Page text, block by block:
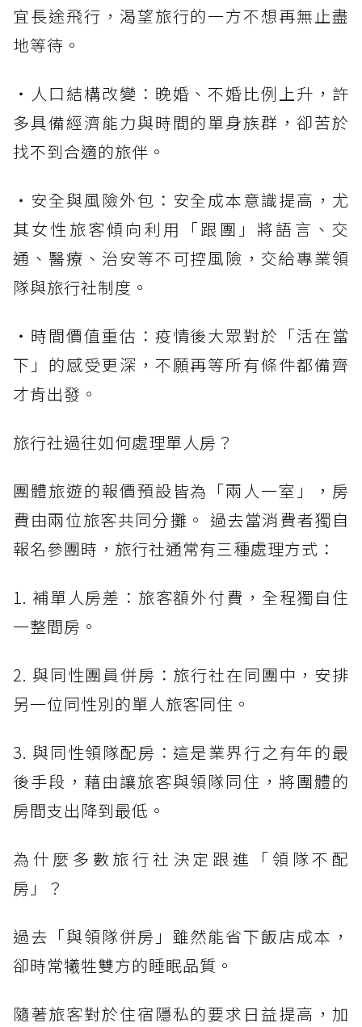
宜長途飛行，渴望旅行的一方不想再無止盡
地等待。
・人口結構改變：晚婚、不婚比例上升，許
多具備經濟能力與時間的單身族群，卻苦於
找不到合適的旅伴。
・安全與風險外包：安全成本意識提高，尤
其女性旅客傾向利用「跟團」將語言、交
通、醫療、治安等不可控風險，交給專業領
隊與旅行社制度。
・時間價值重估：疫情後大眾對於「活在當
下」的感受更深，不願再等所有條件都備齊
才肯出發。
旅行社過往如何處理單人房？
團體旅遊的報價預設皆為「兩人一室」，房
費由兩位旅客共同分攤。 過去當消費者獨自
報名參團時，旅行社通常有三種處理方式：
1. 補單人房差：旅客額外付費，全程獨自住
一整間房。
2. 與同性團員併房：旅行社在同團中，安排
另一位同性別的單人旅客同住。
3. 與同性領隊配房：這是業界行之有年的最
後手段，藉由讓旅客與領隊同住，將團體的
房間支出降到最低。
為什麼多數旅行社決定跟進「領隊不配
房」？
過去「與領隊併房」雖然能省下飯店成本，
卻時常犧牲雙方的睡眠品質。
隨著旅客對於住宿隱私的要求日益提高，加